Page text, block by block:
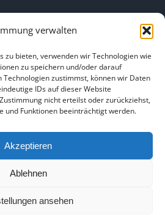
verwalten
zu bieten, verwenden wir Technologien wie
zu speichern und/oder darauf
Technologien zustimmst, können wir Daten
IDs auf dieser Website
nicht erteilst oder zurückziehst,
und Funktionen beeinträchtigt werden.
Akzeptieren
Ablehnen
ansehen
|DATENSCHUTZ
Copyright 2025